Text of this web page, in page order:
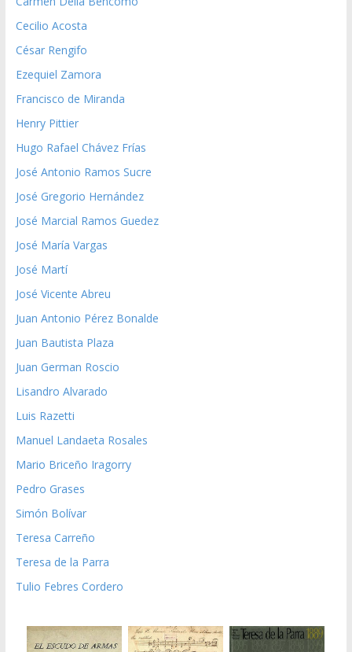
Cecilio Acosta
César Rengifo
Ezequiel Zamora
Francisco de Miranda
Henry Pittier
Hugo Rafael Chávez Frías
José Antonio Ramos Sucre
José Gregorio Hernández
José Marcial Ramos Guedez
José María Vargas
José Martí
José Vicente Abreu
Juan Antonio Pérez Bonalde
Juan Bautista Plaza
Juan German Roscio
Lisandro Alvarado
Luis Razetti
Manuel Landaeta Rosales
Mario Briceño Iragorry
Pedro Grases
Simón Bolívar
Teresa Carreño
Teresa de la Parra
Tulio Febres Cordero